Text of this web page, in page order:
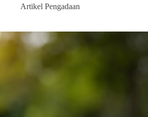
Artikel Pengadaan